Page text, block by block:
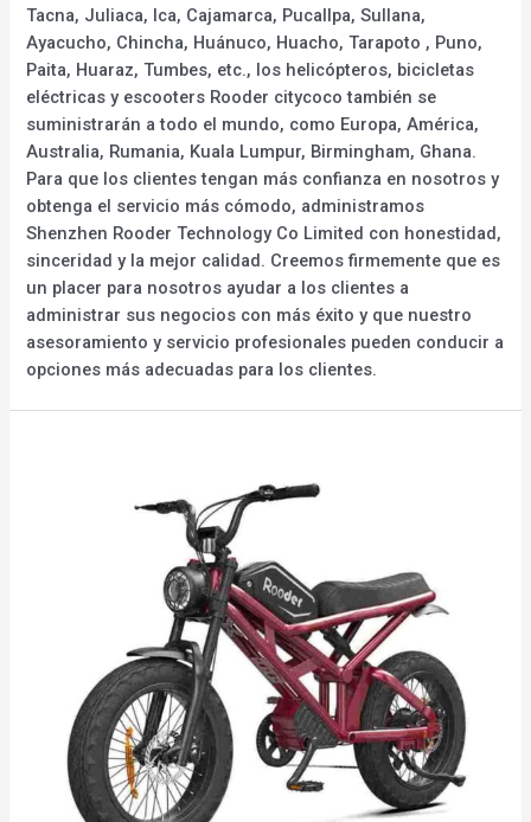
Tacna, Juliaca, Ica, Cajamarca, Pucallpa, Sullana,
Ayacucho, Chincha, Huánuco, Huacho, Tarapoto , Puno,
Paita, Huaraz, Tumbes, etc., los helicópteros, bicicletas
eléctricas y escooters Rooder citycoco también se
suministrarán a todo el mundo, como Europa, América,
Australia, Rumania, Kuala Lumpur, Birmingham, Ghana.
Para que los clientes tengan más confianza en nosotros y
obtenga el servicio más cómodo, administramos
Shenzhen Rooder Technology Co Limited con honestidad,
sinceridad y la mejor calidad. Creemos firmemente que es
un placer para nosotros ayudar a los clientes a
administrar sus negocios con más éxito y que nuestro
asesoramiento y servicio profesionales pueden conducir a
opciones más adecuadas para los clientes.